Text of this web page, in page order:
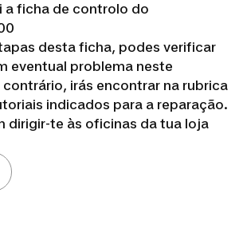
a ficha de controlo do
desta ficha, podes verificar
eventual problema neste
irás encontrar na rubrica
indicados para a reparação.
dirigir-te às oficinas da tua loja